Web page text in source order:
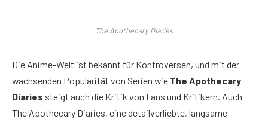
The Apothecary Diaries
Die Anime-Welt ist bekannt für Kontroversen, und mit der
wachsenden Popularität von Serien wie The Apothecary
Diaries steigt auch die Kritik von Fans und Kritikern. Auch
The Apothecary Diaries, eine detailverliebte, langsame